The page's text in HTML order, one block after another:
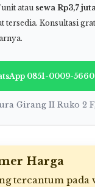
atau sewa Rp3,7
tersedia. Konsultasi
0851-0009-
Girang II Ruko 2
Harga
tercantum pada